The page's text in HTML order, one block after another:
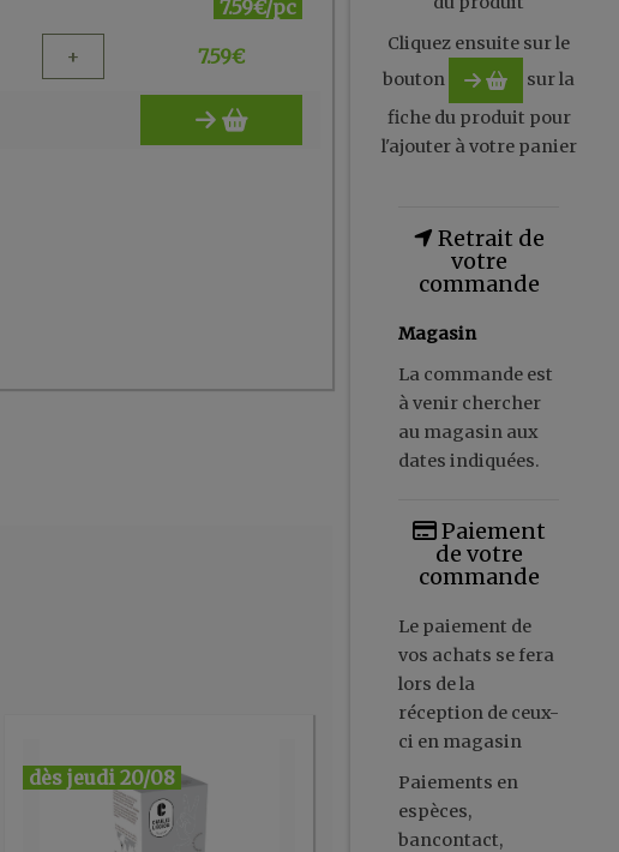
7.59€/pc
+ 7.59€
dès jeudi 20/08
Cliquez ensuite sur le
bouton
sur la
fiche du produit pour
l'ajouter à votre panier
Retrait de
votre
commande
Magasin
La commande est
à venir chercher
au magasin aux
dates indiquées.
Paiement
de votre
commande
Le paiement de
vos achats se fera
lors de la
réception de ceux-
ci en magasin
Paiements en
espèces,
bancontact,